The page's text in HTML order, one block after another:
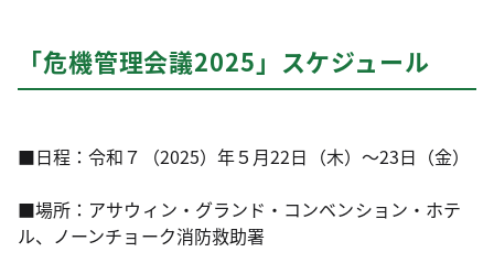
「危機管理会議2025」スケジュール
■日程：令和７（2025）年５月22日（木）～23日（金）
■場所：アサウィン・グランド・コンベンション・ホテ
ル、ノーンチョーク消防救助署